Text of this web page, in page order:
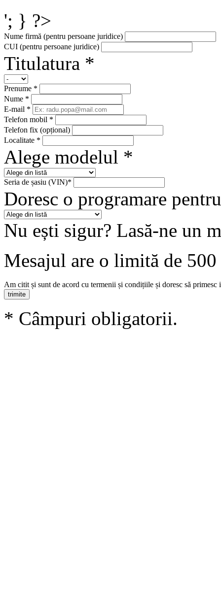
'; } ?>
Nume firmă (pentru persoane juridice)
CUI (pentru persoane juridice)
Titulatura *
Prenume *
Nume *
E-mail *
Telefon mobil *
Telefon fix (opțional)
Localitate *
Alege modelul *
Seria de șasiu (VIN)*
Doresc o programare
Nu ești sigur? Lasă-ne un
Mesajul are o limită de 500
Am citit și sunt de acord cu termenii și condițiile și doresc să
* Câmpuri obligatorii.